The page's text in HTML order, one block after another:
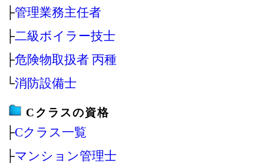
├管理業務主任者
├二級ボイラー技士
├危険物取扱者 丙種
└消防設備士
Cクラスの資格
├Cクラス一覧
├マンション管理士